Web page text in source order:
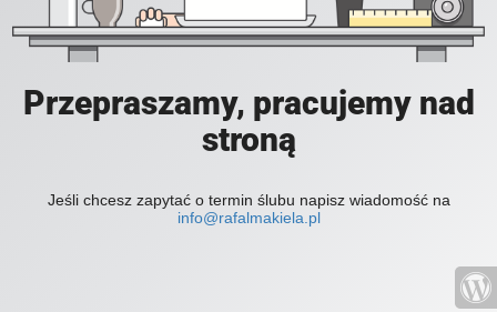
Przepraszamy, pracujemy nad
stroną
Jeśli chcesz zapytać o termin ślubu napisz wiadomość na
info@rafalmakiela.pl